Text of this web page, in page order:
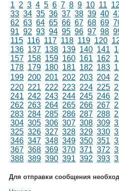
1 2 3 4 5 6 7 8 9 10 11
33 34 35 36 37 38 39 40
62 63 64 65 66 67 68 69
91 92 93 94 95 96 97 98
115 116 117 118 119 120
136 137 138 139 140 141
157 158 159 160 161 162
178 179 180 181 182 183
199 200 201 202 203 204
220 221 222 223 224 225
241 242 243 244 245 246
262 263 264 265 266 267
283 284 285 286 287 288
304 305 306 307 308 309
325 326 327 328 329 330
346 347 348 349 350 351
367 368 369 370 371 372
388 389 390 391 392 393
Для отправки сообщения